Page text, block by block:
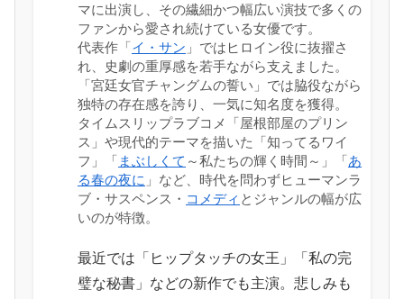
マに出演し、その繊細かつ幅広い演技で多くの
ファンから愛され続けている女優です。
代表作「イ・サン 」ではヒロイン役に抜擢さ
れ、史劇の重厚感を若手ながら支えました。
「宮廷女官チャングムの誓い」では脇役ながら
独特の存在感を誇り、一気に知名度を獲得。
タイムスリップラブコメ「屋根部屋のプリン
ス」や現代的テーマを描いた「知ってるワイ
フ」「 まぶしくて ～私たちの輝く時間～」「あ
る春の夜に 」など、時代を問わずヒューマンラ
ブ・サスペンス・ コメディ とジャンルの幅が広
いのが特徴。
最近では「ヒップタッチの女王」「私の完
璧な秘書」などの新作でも主演。悲しみも